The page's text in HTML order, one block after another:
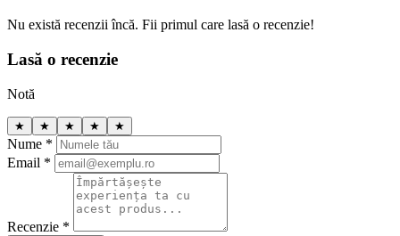
Nu există recenzii încă. Fii primul care lasă o recenzie!
Lasă o recenzie
Notă
★ ★ ★ ★ ★
Nume *
Email *
Recenzie *